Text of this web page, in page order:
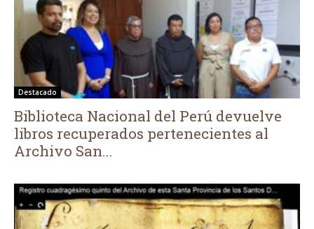
Destacado
Biblioteca Nacional del Perú devuelve
libros recuperados pertenecientes al
Archivo San...